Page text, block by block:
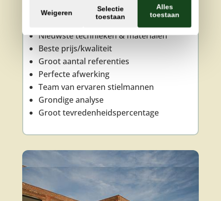
Alles
toestaan
Selectie
toestaan
Weigeren
ONZE TROEVEN
40 jaar ervaring
Nieuwste technieken & materialen
Beste prijs/kwaliteit
Groot aantal referenties
Perfecte afwerking
Team van ervaren stielmannen
Grondige analyse
Groot tevredenheidspercentage